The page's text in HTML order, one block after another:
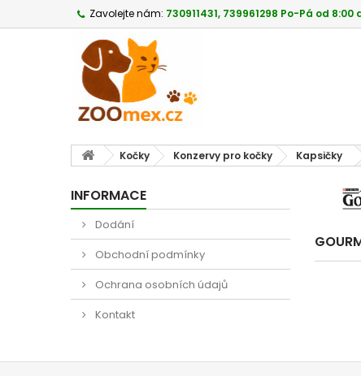
Zavolejte nám: 730911431, 739961298 Po-Pá od 8:00
Kočky Konzervy pro kočky Kapsičky
INFORMACE
Dodání
Obchodní podmínky
Ochrana osobních údajů
Kontakt